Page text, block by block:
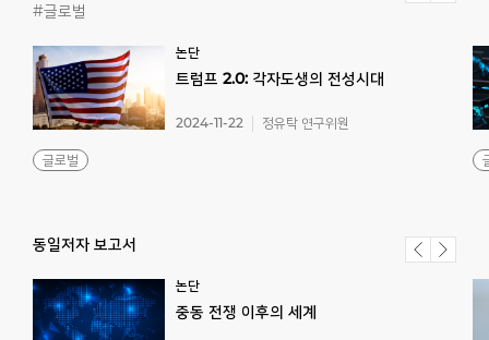
#글로벌
논단
트럼프 2.0: 각자도생의 전성시대
글로벌
2024-11-22 정유탁 연구위원
동일저자 보고서
논단
중동 전쟁 이후의 세계